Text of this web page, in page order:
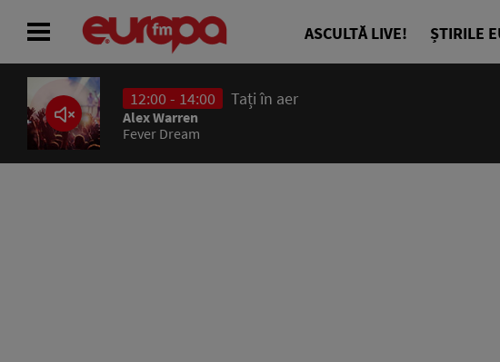
ASCULTĂ LIVE! ȘTIRILE
12:00 - 14:00 Tați în aer
Alex Warren
Fever Dream
ACASĂ
ȘTIRI